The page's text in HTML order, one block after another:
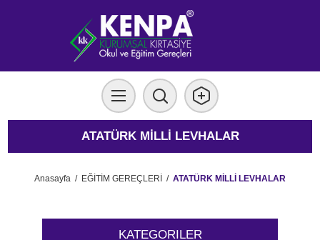
ATATÜRK MİLLİ LEVHALAR
Anasayfa / EĞİTİM GEREÇLERİ / ATATÜRK MİLLİ LEVHALAR
KATEGORILER